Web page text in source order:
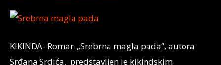
KIKINDA- Roman „Srebrna magla pada”, autora
Srđana Srdića, predstavljen je kikindskim